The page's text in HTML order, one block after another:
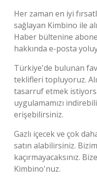
Her zaman en iyi
sağlayan Kimbino ile
Haber bültenine
hakkında e-posta
Türkiye'de bulunan
teklifleri topluyoruz.
tasarruf etmek
uygulamamızı
erişebilirsiniz.
Gazlı içecek ve çok
satın alabilirsiniz.
kaçırmayacaksınız.
Kimbino'nuz.